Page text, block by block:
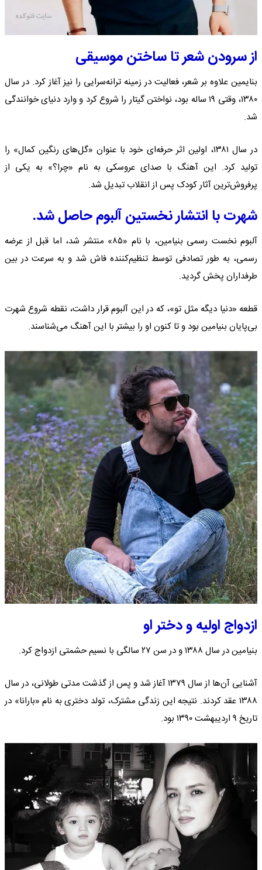
از سرودن شعر تا ساختن موسیقی
بنایمین علاوه بر شعر، فعالیت در زمینه ترانه‌سرایی را نیز آغاز کرد. در سال
۱۳۸۰، وقتی ۱۹ ساله بود، نواختن گیتار را شروع کرد و وارد دنیای خوانندگی
شد.
در سال ۱۳۸۱، اولین اثر حرفه‌ای خود با عنوان «گل‌های رنگین کمال» را
تولید کرد. این آهنگ با صدای عروسکی به نام «چرا؟» به یکی از
پرفروش‌ترین آثار کودک پس از انقلاب تبدیل شد.
شهرت با انتشار نخستین آلبوم حاصل شد.
آلبوم نخست رسمی بنیامین، با نام «۸۵» منتشر شد، اما قبل از عرضه
رسمی، به طور تصادفی توسط تنظیم‌کننده فاش شد و به سرعت در بین
طرفداران پخش گردید.
قطعه «دنیا دیگه مثل تو»، که در این آلبوم قرار داشت، نقطه شروع شهرت
بی‌پایان بنیامین بود و تا کنون او را بیشتر با این آهنگ می‌شناسند.
ازدواج اولیه و دختر او
بنیامین در سال ۱۳۸۸ و در سن ۲۷ سالگی با نسیم حشمتی ازدواج کرد.
آشنایی آن‌ها از سال ۱۳۷۹ آغاز شد و پس از گذشت مدتی طولانی، در سال
۱۳۸۸ عقد کردند. نتیجه این زندگی مشترک، تولد دختری به نام «بارانا» در
تاریخ ۹ اردیبهشت ۱۳۹۰ بود.